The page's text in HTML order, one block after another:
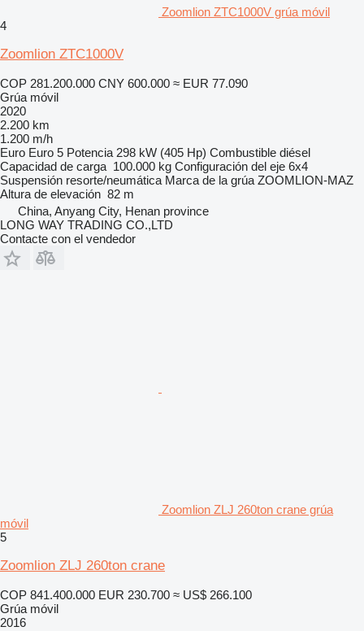
Zoomlion ZTC1000V grúa móvil
4
Zoomlion ZTC1000V
COP 281.200.000 CNY 600.000 ≈ EUR 77.090
Grúa móvil
2020
2.200 km
1.200 m/h
Euro Euro 5 Potencia 298 kW (405 Hp) Combustible diésel
Capacidad de carga 100.000 kg Configuración del eje 6x4
Suspensión resorte/neumática Marca de la grúa ZOOMLION-MAZ
Altura de elevación 82 m
China, Anyang City, Henan province
LONG WAY TRADING CO.,LTD
Contacte con el vendedor
Zoomlion ZLJ 260ton crane grúa
móvil
5
Zoomlion ZLJ 260ton crane
COP 841.400.000 EUR 230.700 ≈ US$ 266.100
Grúa móvil
2016